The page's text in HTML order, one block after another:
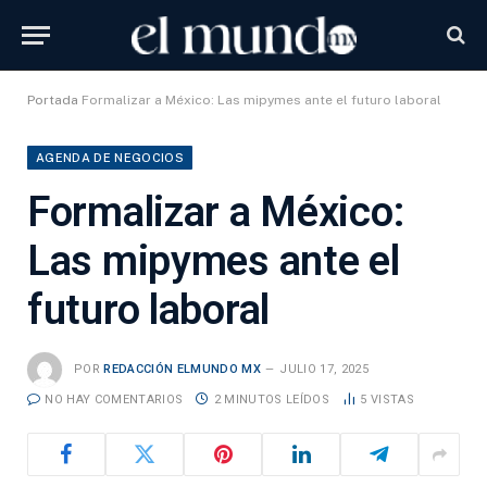
Portada Formalizar a México: Las mipymes ante el futuro laboral
AGENDA DE NEGOCIOS
Formalizar a México:
Las mipymes ante el
futuro laboral
POR REDACCIÓN ELMUNDO MX JULIO 17, 2025
NO HAY COMENTARIOS 2 MINUTOS LEÍDOS 5 VISTAS